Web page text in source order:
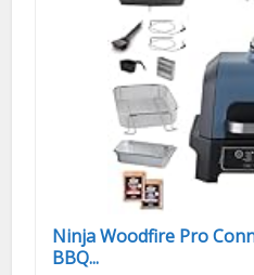
Ninja Woodfire Pro
BBQ...